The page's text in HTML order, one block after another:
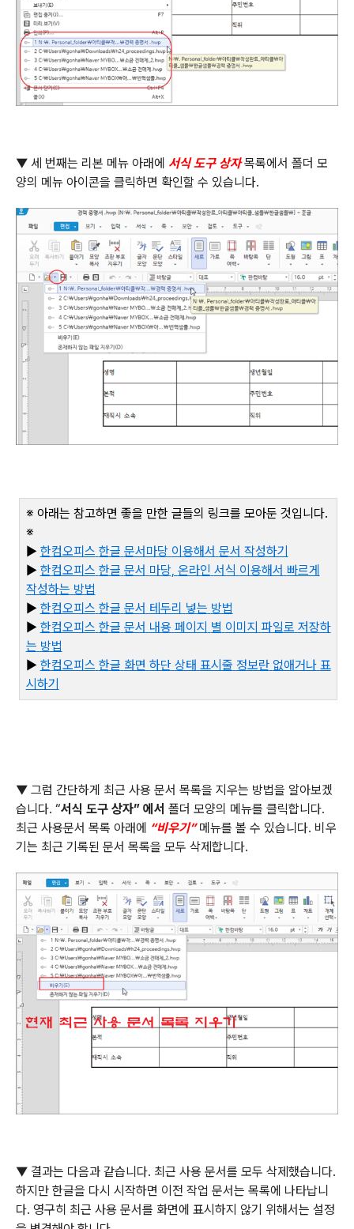
▼ 세 번째는 리본 메뉴 아래에 서식 도구 상자 목록에서 폴더 모
양의 메뉴 아이콘을 클릭하면 확인할 수 있습니다.
※ 아래는 참고하면 좋을 만한 글들의 링크를 모아둔 것입니다.
※
▶ 한컴오피스 한글 문서마당 이용해서 문서 작성하기
▶ 한컴오피스 한글 문서 마당, 온라인 서식 이용해서 빠르게
작성하는 방법
▶ 한컴오피스 한글 문서 테두리 넣는 방법
▶ 한컴오피스 한글 문서 내용 페이지 별 이미지 파일로 저장하
는 방법
▶ 한컴오피스 한글 화면 하단 상태 표시줄 정보란 없애거나 표
시하기
▼ 그럼 간단하게 최근 사용 문서 목록을 지우는 방법을 알아보겠
습니다. “서식 도구 상자” 에서 폴더 모양의 메뉴를 클릭합니다.
최근 사용문서 목록 아래에 “비우기” 메뉴를 볼 수 있습니다. 비우
기는 최근 기록된 문서 목록을 모두 삭제합니다.
▼ 결과는 다음과 같습니다. 최근 사용 문서를 모두 삭제했습니다.
하지만 한글을 다시 시작하면 이전 작업 문서는 목록에 나타납니
다. 영구히 최근 사용 문서를 화면에 표시하지 않기 위해서는 설정